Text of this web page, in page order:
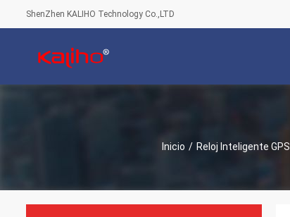
ShenZhen KALIHO Technology Co.,LTD
Inicio / Reloj Inteligente GPS